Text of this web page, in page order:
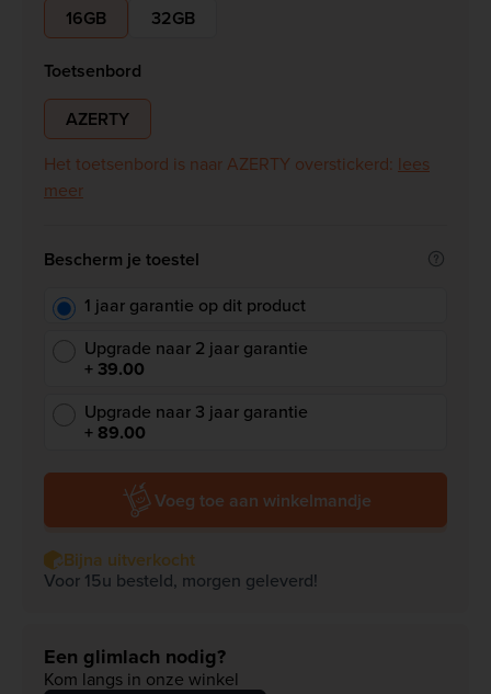
16GB
32GB
Toetsenbord
AZERTY
Het toetsenbord is naar AZERTY overstickerd: lees
meer
Bescherm je toestel
1 jaar garantie op dit product
Upgrade naar 2 jaar garantie
+ 39.00
Upgrade naar 3 jaar garantie
+ 89.00
Voeg toe aan winkelmandje
Bijna uitverkocht
Voor 15u besteld, morgen geleverd!
Een glimlach nodig?
Kom langs in onze winkel